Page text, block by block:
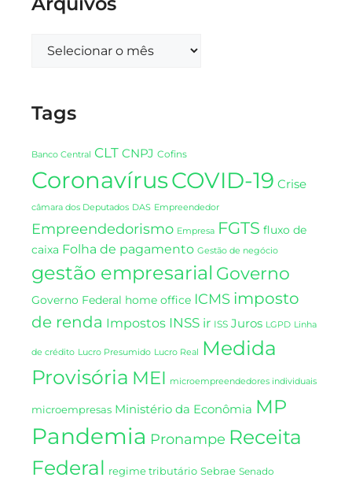
Tags
Banco Central CLT CNPJ Cofins
CoronavírusCOVID-19 Crise
câmara dos Deputados DAS Empreendedor
Empreendedorismo Empresa FGTS fluxo de
caixa Folha de pagamento Gestão de negócio
gestão empresarial Governo
Governo Federal home office ICMS imposto
de renda Impostos INSS ir ISS Juros LGPD Linha
de crédito Lucro Presumido Lucro Real
Medida
Provisória MEI microempreendedores individuais
microempresas Ministério da Econômia MP
Pandemia Pronampe Receita
Federal regime tributário Sebrae Senado